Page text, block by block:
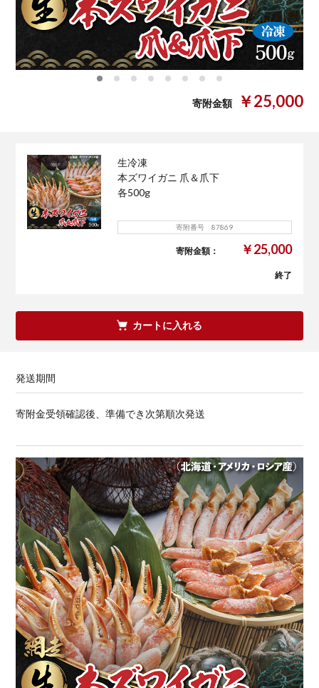
寄附金額 ￥25,000
生冷凍
本ズワイガニ 爪＆爪下
各500g
寄附番号 87869
寄附金額： ￥25,000
終了
カートに入れる
発送期間
寄附金受領確認後、準備でき次第順次発送